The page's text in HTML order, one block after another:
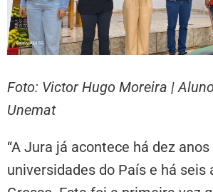
Foto: Victor Hugo Moreira |
Unemat
“A Jura já acontece há dez
universidades do País e há seis